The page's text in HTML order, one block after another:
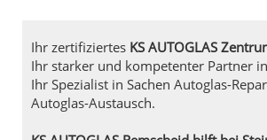
Ihr zertifiziertes KS AUTOGLAS
Ihr starker und kompetenter Partner
Ihr Spezialist in Sachen Autoglas-
Autoglas-Austausch.